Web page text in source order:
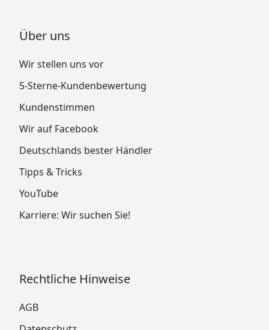
Über uns
Wir stellen uns vor
5-Sterne-Kundenbewertung
Kundenstimmen
Wir auf Facebook
Deutschlands bester Händler
Tipps & Tricks
YouTube
Karriere: Wir suchen Sie!
Rechtliche Hinweise
AGB